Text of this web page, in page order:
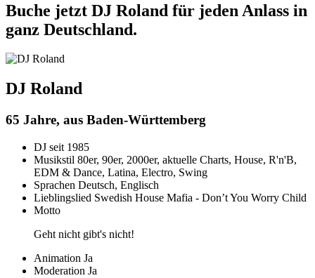
Buche jetzt DJ Roland für jeden Anlass in
ganz Deutschland.
DJ Roland
65 Jahre, aus Baden-Württemberg
DJ seit 1985
Musikstil 80er, 90er, 2000er, aktuelle Charts, House, R'n'B,
EDM & Dance, Latina, Electro, Swing
Sprachen Deutsch, Englisch
Lieblingslied Swedish House Mafia - Don’t You Worry Child
Motto
Geht nicht gibt's nicht!
Animation Ja
Moderation Ja